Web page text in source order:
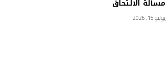
مسألة الالتحاق
يوليو 15, 2026